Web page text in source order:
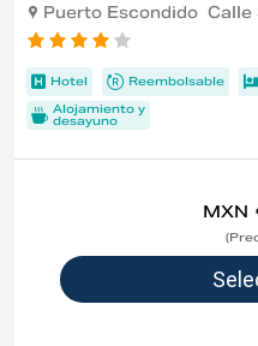
Puerto Escondido Calle Septima
Hotel Reembolsable
Alojamiento y
desayuno
MXN